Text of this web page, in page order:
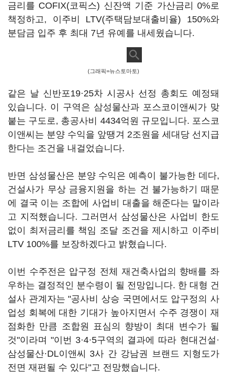
금리를 COFIX(코픽스) 신잔액 기준 가산금리 0%로
책정하고, 이주비 LTV(주택담보대출비율) 150%와
분담금 입주 후 최대 7년 유예를 내세웠습니다.
(그래픽=뉴스토마토)
같은 날 신반포19·25차 시공사 선정 총회도 예정돼
있습니다. 이 구역은 삼성물산과 포스코이앤씨가 맞
붙는 구도로, 총공사비 4434억원 규모입니다. 포스코
이앤씨는 분양 수익을 앞땡겨 2조원을 세대당 선지급
한다는 조건을 내걸었습니다.
반면 삼성물산은 분양 수익은 예측이 불가능한 데다,
건설사가 무상 금융지원을 하는 건 불가능하기 때문
에 결국 이는 조합에 사업비 대출을 해준다는 말이라
고 지적했습니다. 그러면서 삼성물산은 사업비 한도
없이 최저금리를 책임 조달 조건을 제시하고 이주비
LTV 100%를 보장하겠다고 밝혔습니다.
이번 수주전은 압구정 전체 재건축사업의 향배를 좌
우하는 결정적인 분수령이 될 전망입니다. 한 대형 건
설사 관계자는 "공사비 상승 국면에서도 압구정의 사
업성 회복에 대한 기대가 높아지면서 수주 경쟁이 재
점화한 만큼 조합원 표심의 향방이 최대 변수가 될
것"이라며 "이번 3·4·5구역의 결과에 따라 현대건설·
삼성물산·DL이앤씨 3사 간 강남권 브랜드 지형도가
전면 재편될 수 있다"고 전망했습니다.